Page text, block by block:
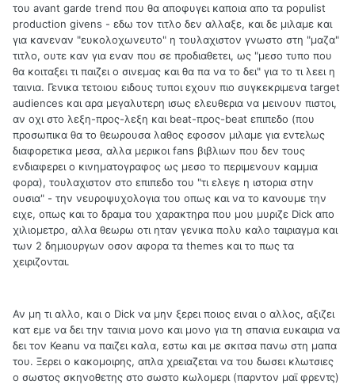
του avant garde trend που θα αποφυγει καποια απο τα populist
production givens - εδω τον τιτλο δεν αλλαξε, και δε μιλαμε και
για κανεναν "ευκολοχωνευτο" η τουλαχιστον γνωστο στη "μαζα"
τιτλο, ουτε καν για εναν που σε προδιαθετει, ως "μεσο τυπο που
θα κοιταξει τι παιζει ο σινεμας και θα πα να το δει" για το τι λεει η
ταινια. Γενικα τετοιου ειδους τυποι εχουν πιο συγκεκριμενα target
audiences και αρα μεγαλυτερη ισως ελευθερια να μεινουν πιστοι,
αν οχι στο λεξη-προς-λεξη και beat-προς-beat επιπεδο (που
προσωπικα θα το θεωρουσα λαθος εφοσον μιλαμε για εντελως
διαφορετικα μεσα, αλλα μερικοι fans βιβλιων που δεν τους
ενδιαφερει ο κινηματογραφος ως μεσο το περιμενουν καμμια
φορα), τουλαχιστον στο επιπεδο του "τι ελεγε η ιστορια στην
ουσια" - την νευροψυχολογια του οπως και να το κανουμε την
ειχε, οπως και το δραμα του χαρακτηρα που μου μυριζε Dick απο
χιλιομετρο, αλλα θεωρω οτι ηταν γενικα πολυ καλο ταιριαγμα και
των 2 δημιουργων οσον αφορα τα themes και το πως τα
χειριζονται.
Αν μη τι αλλο, και ο Dick να μην ξερει ποιος ειναι ο αλλος, αξιζει
κατ εμε να δει την ταινια μονο και μονο για τη σπανια ευκαιρια να
δει τον Keanu να παιζει καλα, εστω και με σκιτσα πανω στη μαπα
του. Ξερει ο κακομοιρης, απλα χρειαζεται να του δωσει κλωτσιες
ο σωστος σκηνοθετης στο σωστο κωλομερι (παρντον μαϊ φρεντς)